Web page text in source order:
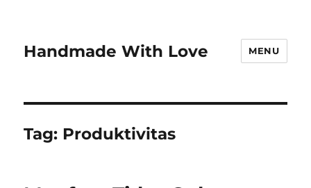
Handmade With Love MENU
Tag: Produktivitas